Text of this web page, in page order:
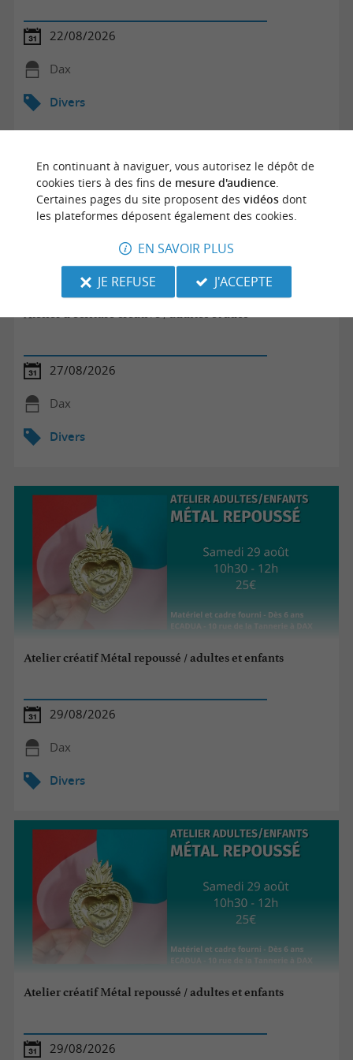
22/08/2026
Dax
Divers
Atelier d'écriture créative / adultes et ados
27/08/2026
Dax
Divers
Atelier créatif Métal repoussé / adultes et enfants
29/08/2026
Dax
Divers
Atelier créatif Métal repoussé / adultes et enfants
29/08/2026
En continuant à naviguer, vous autorisez le dépôt de
cookies tiers à des fins de mesure d'audience.
Certaines pages du site proposent des vidéosdont
les plateformes déposent également des cookies.
EN SAVOIR PLUS
JE REFUSE
J'ACCEPTE